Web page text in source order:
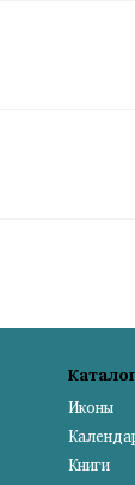
Каталог
Иконы
Книги